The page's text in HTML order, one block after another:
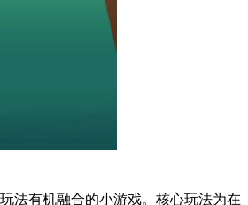
法有机融合的小游戏。核心玩法为在